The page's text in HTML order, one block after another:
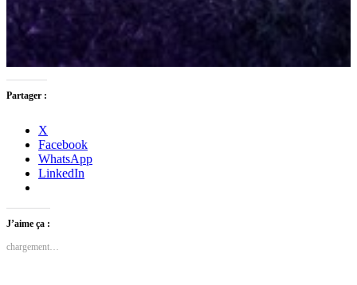
Partager :
X
Facebook
WhatsApp
LinkedIn
J’aime ça :
chargement…